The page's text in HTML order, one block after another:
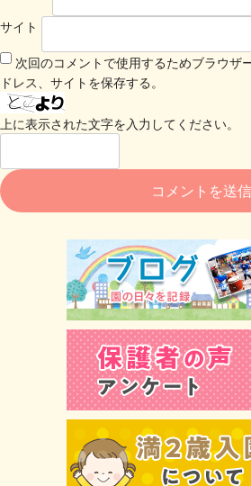
サイト
次回のコメントで使用するためブラウザ
ドレス、サイトを保存する。
上に表示された文字を入力してください。